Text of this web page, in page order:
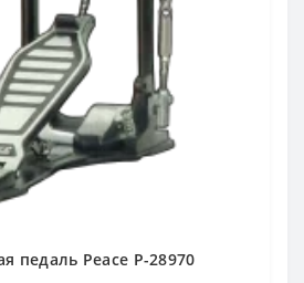
педаль Peace P-28970